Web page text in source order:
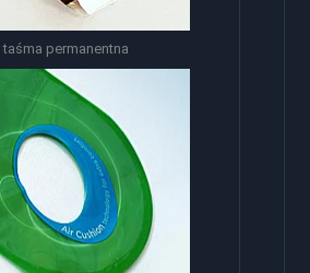
taśma permanentna